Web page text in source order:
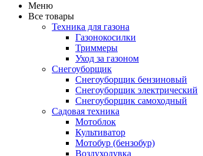
Меню
Все товары
Техника для газона
Газонокосилки
Триммеры
Уход за газоном
Снегоуборщик
Снегоуборщик бензиновый
Снегоуборщик электрический
Снегоуборщик самоходный
Садовая техника
Мотоблок
Культиватор
Мотобур (бензобур)
Воздуходувка